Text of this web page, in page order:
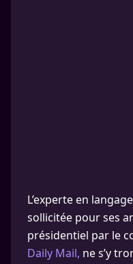
L’experte en
sollicitée pour ses
présidentiel par le
Daily Mail, ne s’y